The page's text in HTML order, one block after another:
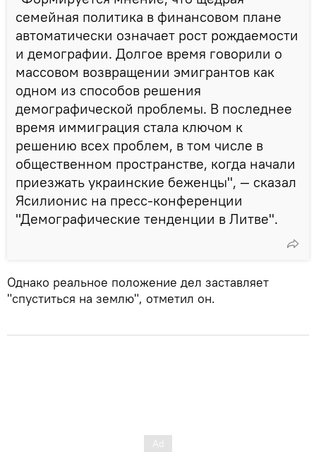
семейная политика в финансовом плане
автоматически означает рост рождаемости
и демографии. Долгое время говорили о
массовом возвращении эмигрантов как
одном из способов решения
демографической проблемы. В последнее
время иммиграция стала ключом к
решению всех проблем, в том числе в
общественном пространстве, когда начали
приезжать украинские беженцы", — сказал
Ясилионис на пресс-конференции
"Демографические тенденции в Литве".
Однако реальное положение дел заставляет
"спуститься на землю", отметил он.